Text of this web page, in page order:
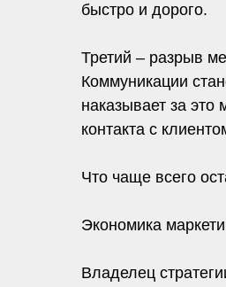
быстро и дорого.
Третий – разрыв
Коммуникации
наказывает за это
контакта с
Что чаще всего
Экономика
Владелец